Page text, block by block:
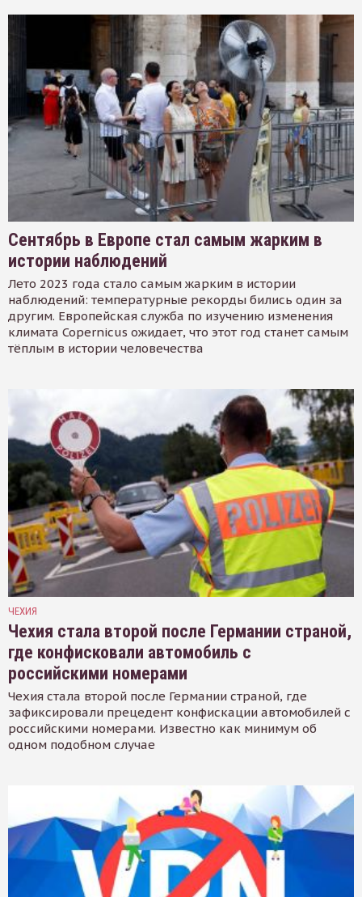
Сентябрь в Европе стал самым жарким в
истории наблюдений
Лето 2023 года стало самым жарким в истории
наблюдений: температурные рекорды бились один за
другим. Европейская служба по изучению изменения
климата Copernicus ожидает, что этот год станет самым
тёплым в истории человечества
ЧЕХИЯ
Чехия стала второй после Германии страной,
где конфисковали автомобиль с
российскими номерами
Чехия стала второй после Германии страной, где
зафиксировали прецедент конфискации автомобилей с
российскими номерами. Известно как минимум об
одном подобном случае